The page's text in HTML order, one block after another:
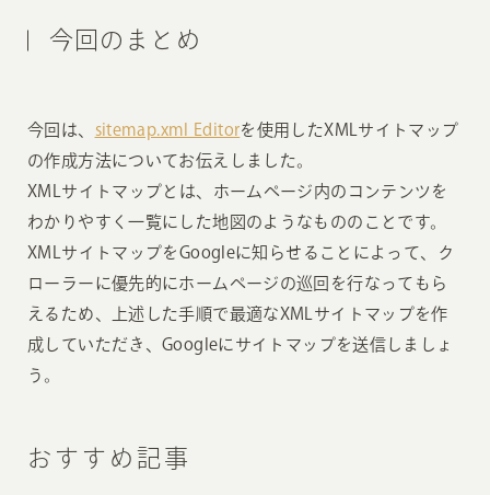
今回のまとめ
今回は、 sitemap.xml Editorを使用したXMLサイトマップ
の作成方法についてお伝えしました。
XMLサイトマップとは、ホームページ内のコンテンツを
わかりやすく一覧にした地図のようなもののことです。
XMLサイトマップをGoogleに知らせることによって、ク
ローラーに優先的にホームページの巡回を行なってもら
えるため、上述した手順で最適なXMLサイトマップを作
成していただき、Googleにサイトマップを送信しましょ
う。
おすすめ記事